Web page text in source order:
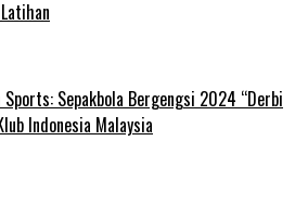
Sports: Sepakbola Bergengsi 2024 “Derbi
Indonesia Malaysia